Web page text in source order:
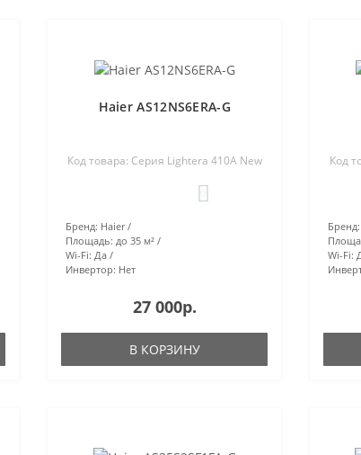
Haier AS12NS6ERA-G
Код товара: Серия Lightera 410A New
Бренд: Haier
Площадь: до 35 м²
Wi-Fi: Да
Инвертор: Нет
27 000р.
В КОРЗИНУ
Код
Бренд:
Wi-Fi: